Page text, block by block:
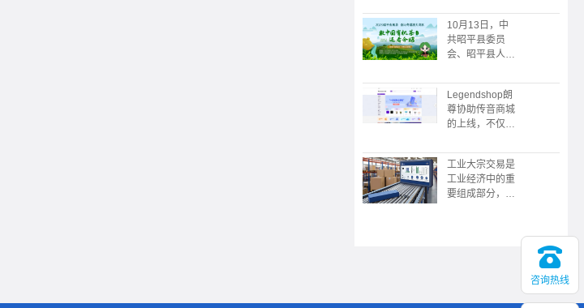
10月13日，中
共昭平县委员
会、昭平县人民
朗尊软件科技有
限公司协助，广
东广播电视台触
电传媒协协办的
茶 还看今昭”
2023昭平有机
茶，香沁粤港澳
大湾区推介会在
Legendshop朗
尊协助传音商城
的上线，不仅是
转型的典范，更
展现了传音“深
耕本地化，敢为
全球先”的战略
工业大宗交易是
工业经济中的重
要组成部分，涉
咨询热线